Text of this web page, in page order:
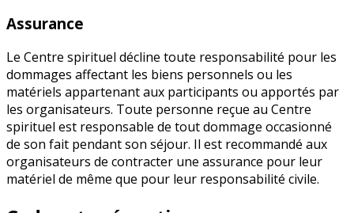
Assurance
Le Centre spirituel décline toute responsabilité pour les
dommages affectant les biens personnels ou les
matériels appartenant aux participants ou apportés par
les organisateurs. Toute personne reçue au Centre
spirituel est responsable de tout dommage occasionné
de son fait pendant son séjour. Il est recommandé aux
organisateurs de contracter une assurance pour leur
matériel de même que pour leur responsabilité civile.